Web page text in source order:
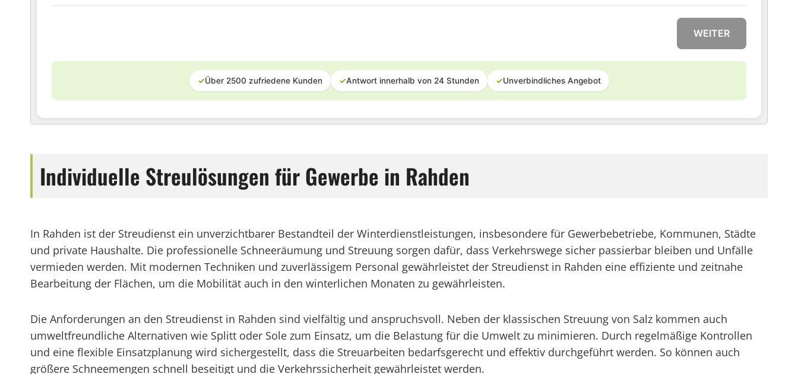
WEITER
✓Über 2500 zufriedene Kunden ✓Antwort innerhalb von 24 Stunden ✓Unverbindliches Angebot
Individuelle Streulösungen für Gewerbe in Rahden
In Rahden ist der Streudienst ein unverzichtbarer Bestandteil der Winterdienstleistungen, insbesondere für Gewerbebetriebe, Kommunen, Städte
und private Haushalte. Die professionelle Schneeräumung und Streuung sorgen dafür, dass Verkehrswege sicher passierbar bleiben und Unfälle
vermieden werden. Mit modernen Techniken und zuverlässigem Personal gewährleistet der Streudienst in Rahden eine effiziente und zeitnahe
Bearbeitung der Flächen, um die Mobilität auch in den winterlichen Monaten zu gewährleisten.
Die Anforderungen an den Streudienst in Rahden sind vielfältig und anspruchsvoll. Neben der klassischen Streuung von Salz kommen auch
umweltfreundliche Alternativen wie Splitt oder Sole zum Einsatz, um die Belastung für die Umwelt zu minimieren. Durch regelmäßige Kontrollen
und eine flexible Einsatzplanung wird sichergestellt, dass die Streuarbeiten bedarfsgerecht und effektiv durchgeführt werden. So können auch
größere Schneemengen schnell beseitigt und die Verkehrssicherheit gewährleistet werden.